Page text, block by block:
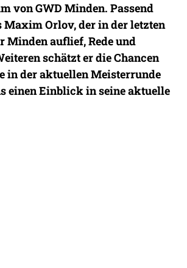
von GWD Minden. Passend
Maxim Orlov, der in der letzten
Minden auflief, Rede und
schätzt er die Chancen
in der aktuellen Meisterrunde
einen Einblick in seine aktuelle